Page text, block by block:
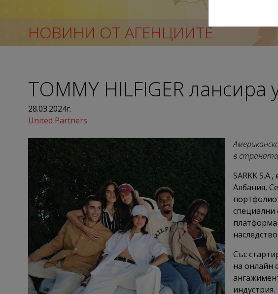
НОВИНИ ОТ АГЕНЦИИТЕ
TOMMY HILFIGER лансира
28.03.2024г.
United Partners
в страната
SARKK
Албания,
специални
платформа
Със
на онлайн
индустрия.